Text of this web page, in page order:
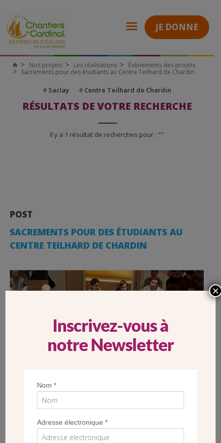
JE DONNE
Nos projets Les réalisations
Événements des projets
Sacrements pour des étudiants au Centre Teilhard de Chardin
#Saclay #Centre Teilhard de Chardin
RÉSULTATS DE VOTRE RECHERCHE
Il y a 1 résultat de recherches pour : ""
POST
SACREMENTS POUR DES ÉTUDIANTS AU
CENTRE TEILHARD DE CHARDIN
Inscrivez-vous à
notre Newsletter
Nom*
Adresse électronique*
×